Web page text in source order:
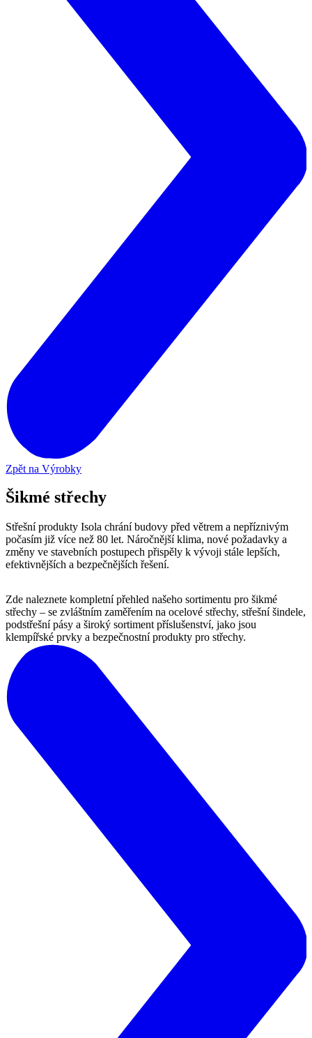
Zpět na Výrobky
Šikmé střechy
Střešní produkty Isola chrání budovy před větrem a nepříznivým
počasím již více než 80 let. Náročnější klima, nové požadavky a
změny ve stavebních postupech přispěly k vývoji stále lepších,
efektivnějších a bezpečnějších řešení.
Zde naleznete kompletní přehled našeho sortimentu pro šikmé
střechy – se zvláštním zaměřením na ocelové střechy, střešní šindele,
podstřešní pásy a široký sortiment příslušenství, jako jsou
klempířské prvky a bezpečnostní produkty pro střechy.